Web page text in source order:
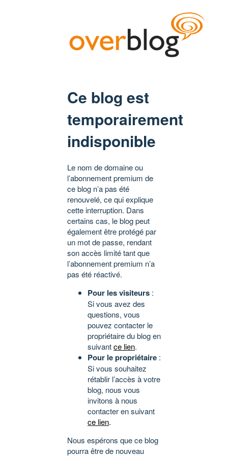
Ce blog est
temporairement
indisponible
Le nom de domaine ou
l’abonnement premium de
ce blog n’a pas été
renouvelé, ce qui explique
cette interruption. Dans
certains cas, le blog peut
également être protégé par
un mot de passe, rendant
son accès limité tant que
l’abonnement premium n’a
pas été réactivé.
Pour les visiteurs :
Si vous avez des
questions, vous
pouvez contacter le
propriétaire du blog en
suivantce lien.
Pour le propriétaire :
Si vous souhaitez
rétablir l’accès à votre
blog, nous vous
invitons à nous
contacter en suivant
ce lien.
Nous espérons que ce blog
pourra être de nouveau